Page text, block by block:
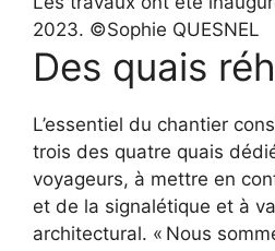
2023. ©Sophie QUESNEL
Des quais
L’essentiel du chantier
trois des quatre quais
voyageurs, à mettre en
et de la signalétique et à
architectural. « Nous